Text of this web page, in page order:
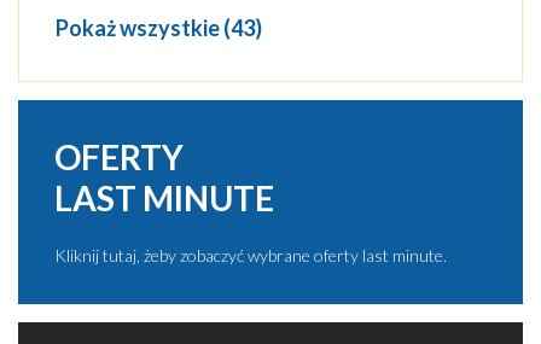
Pokaż wszystkie(43)
OFERTY
LAST MINUTE
Kliknij tutaj, żeby zobaczyć wybrane oferty last minute.